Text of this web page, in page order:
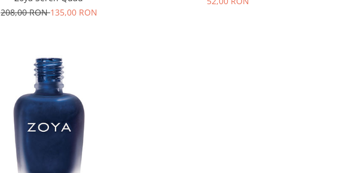
208,00 RON135,00 RON